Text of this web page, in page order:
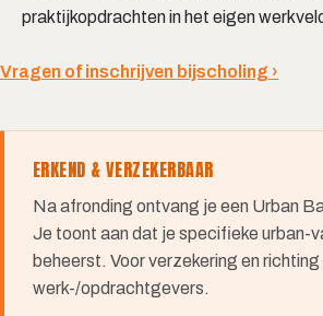
praktijkopdrachten in het eigen
Vragen of inschrijven bijscholing ›
ERKEND & VERZEKERBAAR
Na afronding ontvang je een Urban
Je toont aan dat je specifieke urban-
beheerst. Voor verzekering en richting
werk-/opdrachtgevers.